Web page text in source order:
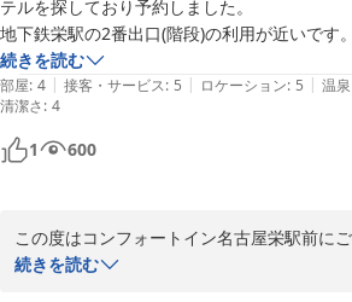
幸いでございます。
今後ともご愛顧のほどよろしくお願い申し上
コンフォートイン名古屋栄駅前
テルを探しており予約しました。
地下鉄栄駅の2番出口(階段)の利用が近いです。
荷物が多い人は交差点の反対側にあるサンサ
を利用した方がいいかも。
設備は決して新しくはありません。ユニット
によって使いづらいと思います。11階でも救
行音が大きく聞こえたので、気になる人は耳
フロントスタッフの対応が丁寧で素晴らしか
ず声を掛けてくれ補助していただきました。
ースを持ち上げることは難しいため、心遣い
続きを読む
部屋: 4 | 接客・サービス: 5 | ロケーション: 5 | 温
清潔さ: 4
1 600
この度はコンフォートイン名古屋栄駅前に
誠にありがとうございました。
続きを読む